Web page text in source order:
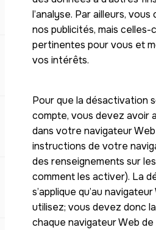
l’analyse. Par ailleurs,
nos publicités, mais celles-
pertinentes pour vous et
vos intérêts.
Pour que la désactivation
compte, vous devez avoir
dans votre navigateur
instructions de votre
des renseignements sur
comment les activer). La
s’applique qu’au
utilisez; vous devez donc
chaque navigateur Web